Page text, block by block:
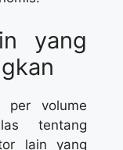
yang
per volume
tentang
lain yang